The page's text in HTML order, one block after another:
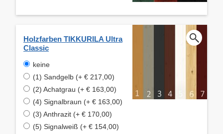
Holzfarben TIKKURILA Ultra
Classic
keine
(1) Sandgelb (+ € 217,00)
(2) Achatgrau (+ € 163,00)
(4) Signalbraun (+ € 163,00)
(3) Anthrazit (+ € 170,00)
(5) Signalweiß (+ € 154,00)